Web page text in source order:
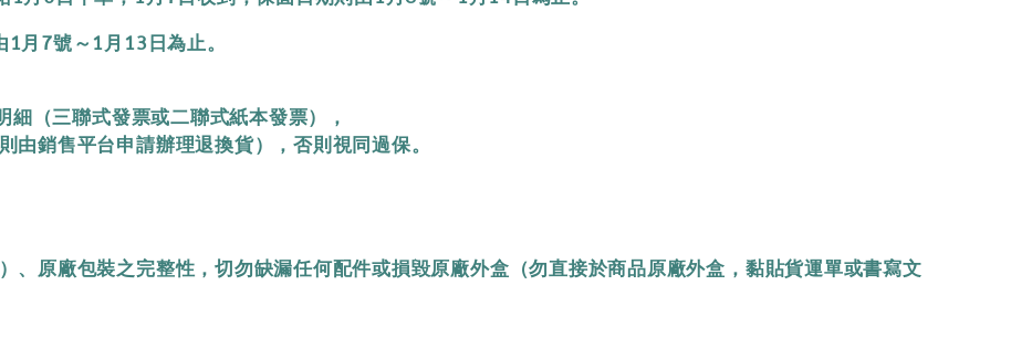
1月7號～1月13日為止。
（三聯式發票或二聯式紙本發票），
銷售平台申請辦理退換貨），否則視同過保。
、原廠包裝之完整性，切勿缺漏任何配件或損毀原廠外盒（勿直接於商品原廠外盒，黏貼貨運單或書寫文